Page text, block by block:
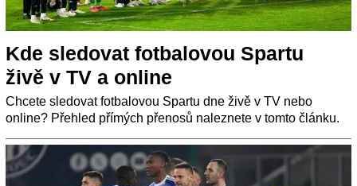
Kde sledovat fotbalovou Spartu
živě v TV a online
Chcete sledovat fotbalovou Spartu dne živě v TV nebo
online? Přehled přímých přenosů naleznete v tomto článku.